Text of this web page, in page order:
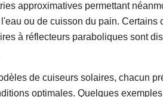
approximatives permettant
ou de cuisson du pain. Certains
à réflecteurs paraboliques sont
de cuiseurs solaires, chacun
optimales. Quelques